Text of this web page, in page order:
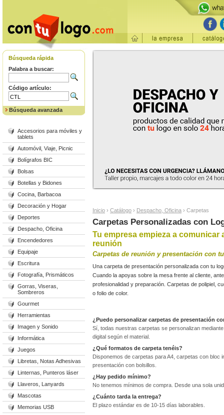
Búsqueda rápida
Palabra a buscar:
Código artículo:
Búsqueda avanzada
Accesorios para móviles y
tablets
Automóvil, Viaje, Picnic
Bolígrafos BIC
Bolsas
Botellas y Bidones
Cocina, Barbacoa
Decoración y Hogar
Deportes
Despacho, Oficina
Encendedores
Equipaje
Escritura
Fotografía, Prismáticos
Gorras, Viseras,
Sombreros
Gourmet
Herramientas
Imagen y Sonido
Informática
Juegos
Libretas, Notas Adhesivas
Linternas, Punteros láser
Llaveros, Lanyards
Mascotas
Memorias USB
Inicio › Catálogo › Despacho, Oficina › Carpetas
Carpetas Personalizadas con
Tu empresa empieza a comunicar
reunión
Carpetas de reunión y presentación con
Una carpeta de presentación personalizada con tu
Cuando la apoyas sobre la mesa frente al cliente,
profesionalidad y preparación. Carpetas de polipiel,
o folio de color.
¿Puedo personalizar carpetas de presentación
Sí, todas nuestras carpetas se personalizan
digital según el material.
¿Qué formatos de carpeta tenéis?
Disponemos de carpetas para A4, carpetas con
presentación con bolsillos.
¿Hay pedido mínimo?
No tenemos mínimos de compra. Desde una sola
¿Cuánto tarda la entrega?
El plazo estándar es de 10-15 días laborables.